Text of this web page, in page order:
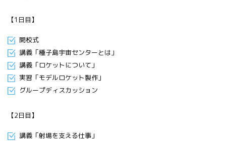
議）
【1日目】
開校式
講義「種子島宇宙センターとは」
講義「ロケットについて」
実習「モデルロケット製作」
グループディスカッション
【2日目】
講義「射場を支える仕事」